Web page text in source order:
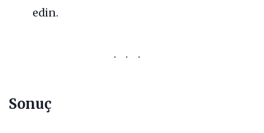
edin.
Sonuç